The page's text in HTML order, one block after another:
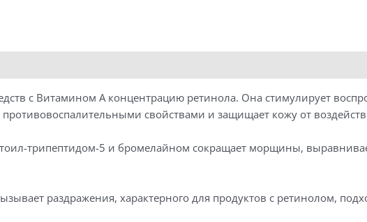
Concentrate
с Витамином А концентрацию ретинола. Она стимулирует
свойствами и защищает кожу от
трипептидом-5 и бромелайном сокращает морщины,
раздражения, характерного для продуктов с ретинолом,